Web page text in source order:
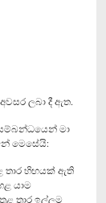
ලබා දී ඇත.
මා
මෙසේයි:
තාර හිඟයක් ඇති
යාම
තාර ඉල්ලුම